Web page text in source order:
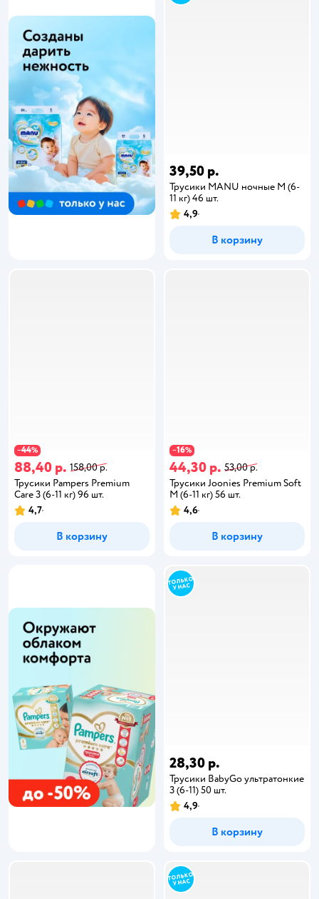
39,50 р.
Трусики MANU ночные M (6-
11 кг) 46 шт.
4,9
В корзину
−44%
88,40 р. 158,00 р.
Трусики Pampers Premium
Care 3 (6-11 кг) 96 шт.
4,7
В корзину
−16%
44,30 р. 53,00 р.
Трусики Joonies Premium Soft
M (6-11 кг) 56 шт.
4,6
В корзину
28,30 р.
Трусики BabyGo ультратонкие
3 (6-11) 50 шт.
4,9
В корзину